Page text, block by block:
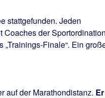
stattgefunden. Jeden
Coaches der
Finale“. Ein
auf der Marathondistanz. Er